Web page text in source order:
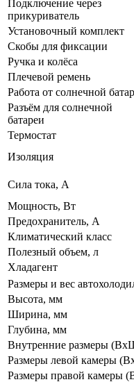
Подключение через
прикуриватель
Установочный комплект
Скобы для фиксации
Ручка и колёса
Плечевой ремень
Работа от солнечной
Разъём для солнечной
батареи
Термостат
Изоляция
Сила тока, А
Мощность, Вт
Предохранитель, А
Климатический класс
Полезный объем, л
Хладагент
Размеры и вес
Высота, мм
Ширина, мм
Глубина, мм
Внутренние размеры
Размеры левой камеры
Размеры правой камеры